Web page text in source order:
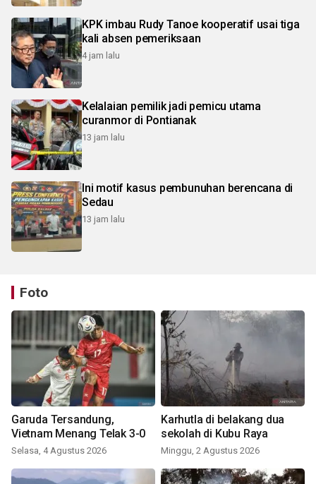
KPK imbau Rudy Tanoe kooperatif usai tiga
kali absen pemeriksaan
4 jam lalu
Kelalaian pemilik jadi pemicu utama
curanmor di Pontianak
13 jam lalu
Ini motif kasus pembunuhan berencana di
Sedau
13 jam lalu
Foto
Garuda Tersandung,
Vietnam Menang Telak 3-0
Selasa, 4 Agustus 2026
Karhutla di belakang dua
sekolah di Kubu Raya
Minggu, 2 Agustus 2026